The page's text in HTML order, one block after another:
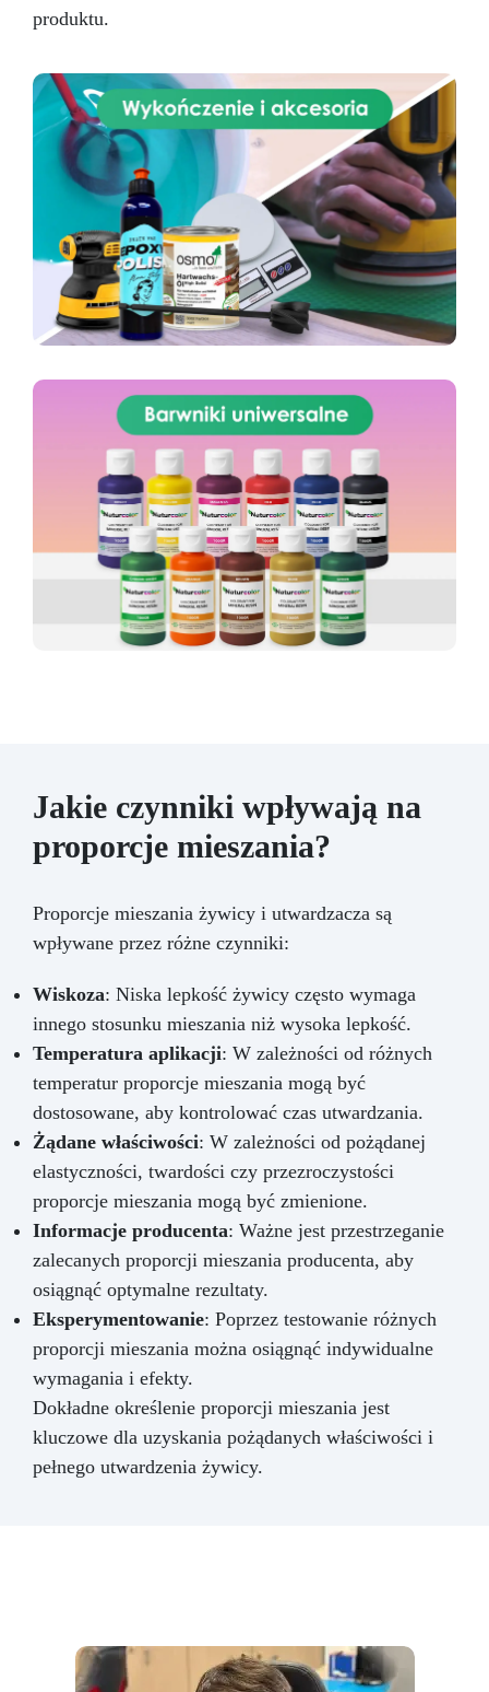
ceramika FAQ Czy po utwardzeniu można
nadaje się do użytku zewnętrznego? Tak, jest
odporny na wilgoć i zmiany temperatury, jednak
zaleca się ochronę przed bezpośrednim
promieniowaniem UV. Czy jest toksyczny? Nie,
nie zawiera rozpuszczalników ani styrenu;
zaleca się jednak stosowanie rękawic i dobrą
wentylację.
produktu.
Jakie czynniki wpływają na
proporcje mieszania?
Proporcje mieszania żywicy i utwardzacza są
wpływane przez różne czynniki:
Wiskoza: Niska lepkość żywicy często wymaga
innego stosunku mieszania niż wysoka lepkość.
Temperatura aplikacji: W zależności od różnych
temperatur proporcje mieszania mogą być
dostosowane, aby kontrolować czas utwardzania.
Żądane właściwości: W zależności od pożądanej
elastyczności, twardości czy przezroczystości
proporcje mieszania mogą być zmienione.
Informacje producenta: Ważne jest przestrzeganie
zalecanych proporcji mieszania producenta, aby
osiągnąć optymalne rezultaty.
Eksperymentowanie: Poprzez testowanie różnych
proporcji mieszania można osiągnąć indywidualne
wymagania i efekty.
Dokładne określenie proporcji mieszania jest
kluczowe dla uzyskania pożądanych właściwości i
pełnego utwardzenia żywicy.